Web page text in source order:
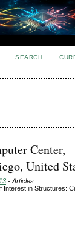
SEARCH
Center,
United
- Articles
Interest in Structures: